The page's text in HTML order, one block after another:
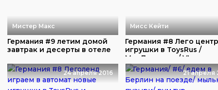
Мистер Макс
Германия #9 летим домой
завтрак и десерты в отеле
Мисс Кейти
Германия #8 Лего
игрушки в ToysRus /
МакДональдс/ VL...
24 апреля 2016 21 апреля